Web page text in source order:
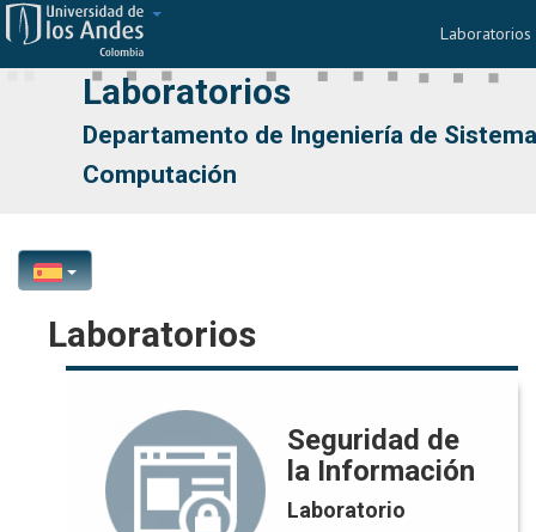
Laboratorios
Laboratorios
Departamento de Ingeniería de
Computación
Laboratorios
Seguridad de
la Información
Laboratorio
Seguridad de la Información
Responsable:
Yezid Donoso
Correo:
ydonoso@uniandes.edu.co